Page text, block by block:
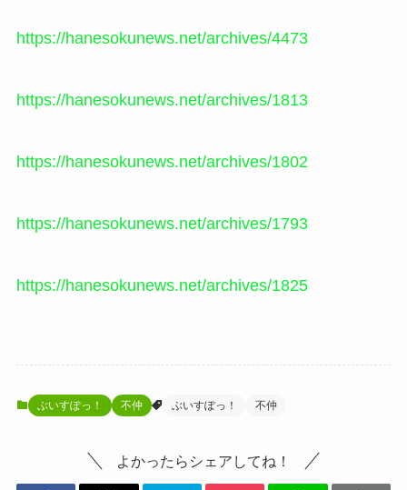
https://hanesokunews.net/archives/4473
https://hanesokunews.net/archives/1813
https://hanesokunews.net/archives/1802
https://hanesokunews.net/archives/1793
https://hanesokunews.net/archives/1825
ぶいすぽっ！ 不仲 ぶいすぽっ！ 不仲
よかったらシェアしてね！